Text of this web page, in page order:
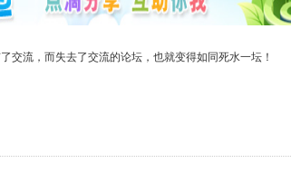
交流，而失去了交流的论坛，也就变得如同死水一坛！